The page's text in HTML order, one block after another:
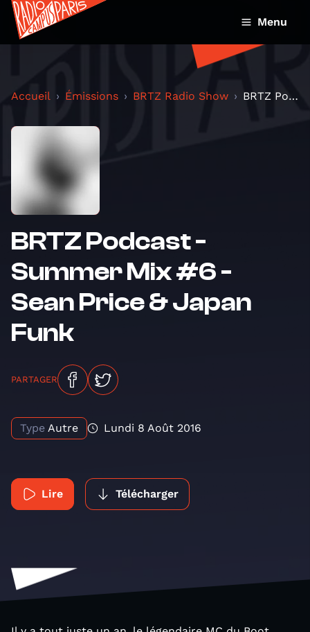
Menu
Accueil Émissions BRTZ Radio Show BRTZ Podcast - Summer Mix #6 - Sean Price & Japan...
BRTZ Podcast -
Summer Mix #6 -
Sean Price & Japan
Funk
PARTAGER
Type Autre Lundi 8 Août 2016
Lire Télécharger